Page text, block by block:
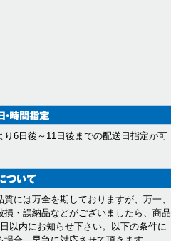
り6日後～11日後までの配送日指定が可
質には万全を期しておりますが、万一、
損・誤納品などがございましたら、商品
以内にお知らせ下さい。以下の条件に